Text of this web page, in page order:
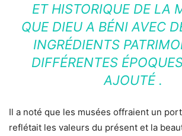
ET HISTORIQUE DE LA
QUE DIEU A BÉNI AVEC
INGRÉDIENTS
DIFFÉRENTES
AJOUTÉ .
Il a noté que les musées offraient un
reflétait les valeurs du présent et la